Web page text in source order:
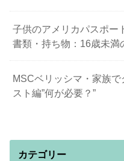
子供のアメリカパスポー
書類・持ち物：16歳未満
MSCベリッシマ・家族
スト編”何が必要？”
カテゴリー